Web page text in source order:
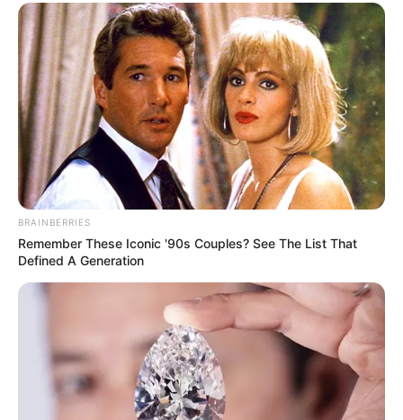
Horizonte / MG. Os trabalhos dela são super
bonitos, com acabamento impecável e
criatividade sem limites. Além de produzir
artesanato e contribuir para o meio ambiente, o
trabalho dela tem grande alcance social, uma vez
que ela participa de oficinas para difundir esse
trabalho para o público.
E-mail: vanessaviana2204@hotmail.com
Porque foi escolhido:
Reciclar uma caixa de leite
não é fácil. Ela tem várias camadas, de materiais
diferentes e se torna um problema ambiental
grave. Para contornar os problemas e dar um
novo destino para esse material, existe o
artesanato com caixas de leite. Esse é um
assunto que cada vez mais artesãos conhecem e
BRAINBERRIES
Remember These Iconic '90s Couples? See The List That
Defined A Generation